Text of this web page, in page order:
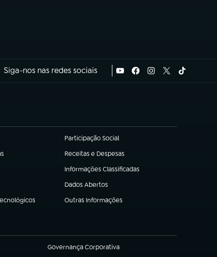
Siga-nos nas redes sociais
Participação Social
(abre em nova aba)
Receitas e Despesas
(abre em nova aba)
Informações Classificadas
(abre em nova aba)
Dados Abertos
(abre em nova aba)
Outras Informações
(abre em nova aba)
Governança Corporativa
(abre em nova aba)